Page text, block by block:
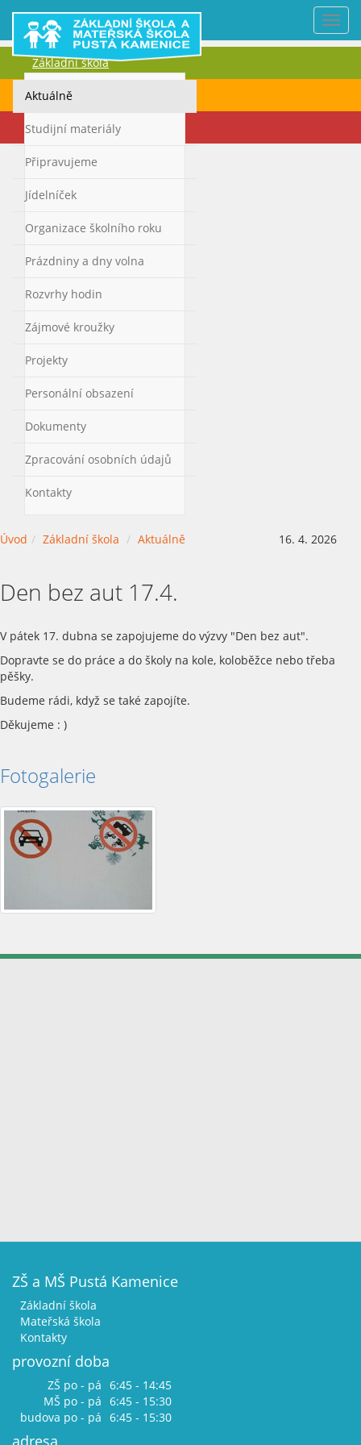
Základní škola
Mateřská škola
Kontakty
Aktuálně
Studijní materiály
Připravujeme
Jídelníček
Organizace školního roku
Prázdniny a dny volna
Rozvrhy hodin
Zájmové kroužky
Projekty
Personální obsazení
Dokumenty
Zpracování osobních údajů
Kontakty
Úvod Základní škola Aktuálně 16. 4. 2026
Den bez aut 17.4.
V pátek 17. dubna se zapojujeme do výzvy "Den bez aut".
Dopravte se do práce a do školy na kole, koloběžce nebo třeba
pěšky.
Budeme rádi, když se také zapojíte.
Děkujeme : )
Fotogalerie
ZŠ a MŠ Pustá Kamenice
Základní škola
Mateřská škola
Kontakty
provozní doba
ZŠ po - pá 6:45 - 14:45
MŠ po - pá 6:45 - 15:30
budova po - pá 6:45 - 15:30
adresa